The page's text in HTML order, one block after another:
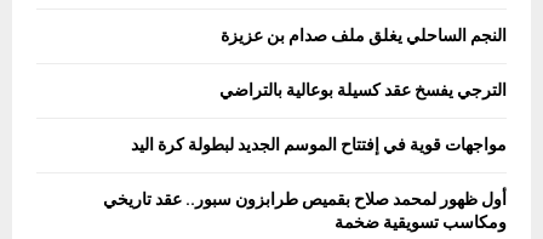
النجم الساحلي يغلق ملف صدام بن عزيزة
الترجي يفسخ عقد كسيلة بوعالية بالتراضي
مواجهات قوية في إفتتاح الموسم الجديد لبطولة كرة اليد
أول ظهور لمحمد صلاح بقميص طرابزون سبور.. عقد تاريخي
ومكاسب تسويقية ضخمة